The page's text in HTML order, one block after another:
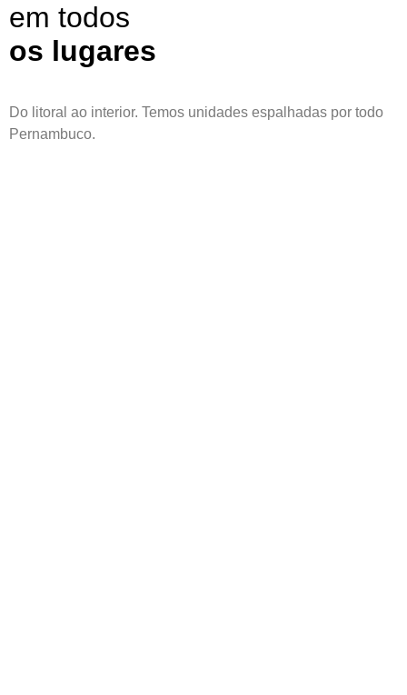
em todos
os lugares
Do litoral ao interior. Temos unidades espalhadas por todo
Pernambuco.